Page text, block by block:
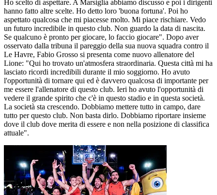
Ho scelto di aspettare. A Marsiglia abbiamo discusso e poi i dirigenti
hanno fatto altre scelte. Ho detto loro 'buona fortuna'. Poi ho
aspettato qualcosa che mi piacesse molto. Mi piace rischiare. Vedo
un futuro incredibile in questo club. Non guardo la data di nascita.
Se qualcuno è pronto per giocare, lo faccio giocare". Dopo aver
osservato dalla tribuna il pareggio della sua nuova squadra contro il
Le Havre, Fabio Grosso si presenta come nuovo allenatore del
Lione: "Qui ho trovato un'atmosfera straordinaria. Questa città mi ha
lasciato ricordi incredibili durante il mio soggiorno. Ho avuto
l'opportunità di tornare qui ed è davvero qualcosa di importante per
me essere l'allenatore di questo club. Ieri ho avuto l'opportunità di
vedere il grande spirito che c'è in questo stadio e in questa società.
La società sta crescendo. Dobbiamo mettere tutto in campo, dare
tutto per questo club. Non basta dirlo. Dobbiamo riportare insieme
dove il club dove merita di essere e non nella posizione di classifica
attuale".